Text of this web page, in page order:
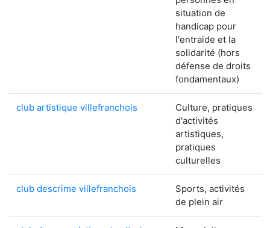
situation de
handicap pour
l'entraide et la
solidarité (hors
défense de droits
fondamentaux)
club artistique villefranchois
Culture, pratiques
d'activités
artistiques,
pratiques
culturelles
club descrime villefranchois
Sports, activités
de plein air